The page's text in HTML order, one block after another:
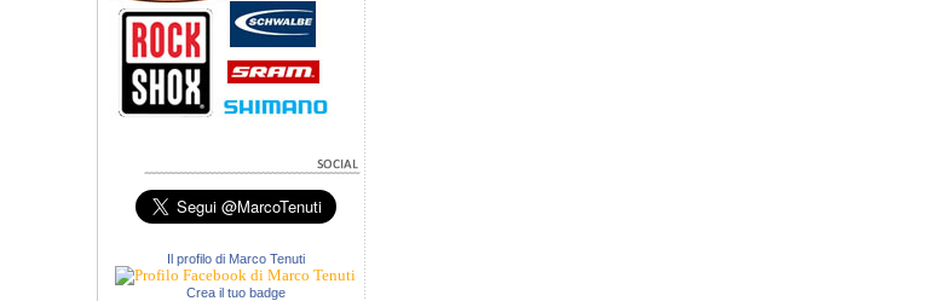
Il profilo di Marco Tenuti
Crea il tuo badge